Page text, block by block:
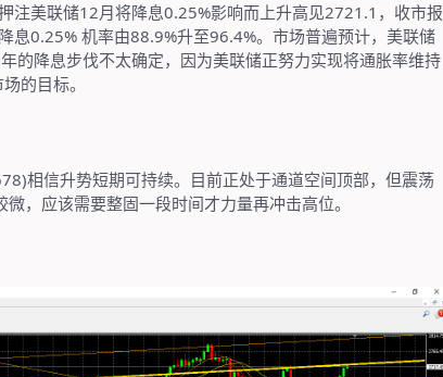
注美联储12月将降息0.25%影响而上升高见2721.1 ，收市报
息0.25% 机率由88.9%升至96.4%。市场普遍预计，美联储
的降息步伐不太确定，因为美联储正努力实现将通胀率维持
的目标。
相信升势短期可持续。目前正处于通道空间顶部，但震荡
，应该需要整固一段时间才力量再冲击高位。